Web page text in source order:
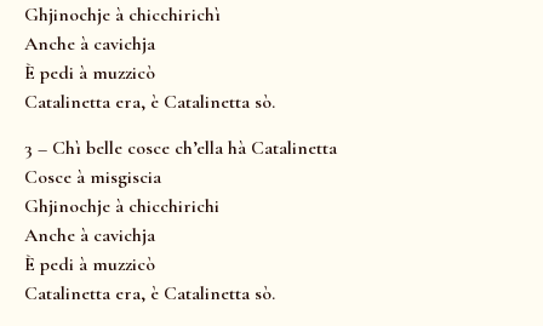
Ghjinochje à chicchirichì
Anche à cavichja
È pedi à muzzicò
Catalinetta era, è Catalinetta sò.
3 – Chì belle cosce ch’ella hà Catalinetta
Cosce à misgiscia
Ghjinochje à chicchirichi
Anche à cavichja
È pedi à muzzicò
Catalinetta era, è Catalinetta sò.